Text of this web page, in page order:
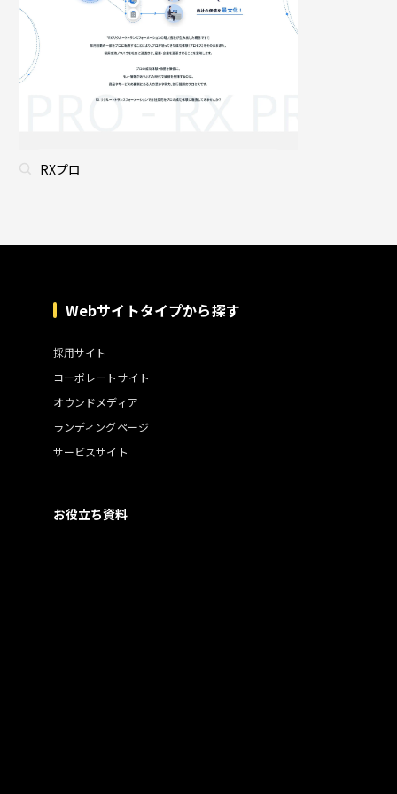
RXプロ
Webサイトタイプから探す
採用サイト
コーポレートサイト
オウンドメディア
ランディングページ
サービスサイト
お役立ち資料